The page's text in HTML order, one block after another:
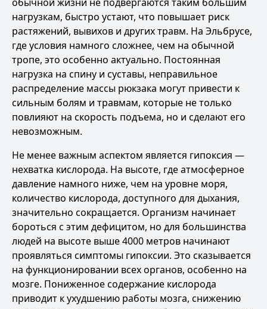
нагрузкам, быстро устают, что повышает риск
растяжений, вывихов и других травм. На Эльбрусе,
где условия намного сложнее, чем на обычной
тропе, это особенно актуально. Постоянная
нагрузка на спину и суставы, неправильное
распределение массы рюкзака могут привести к
сильным болям и травмам, которые не только
повлияют на скорость подъема, но и сделают его
невозможным.
Не менее важным аспектом является гипоксия —
нехватка кислорода. На высоте, где атмосферное
давление намного ниже, чем на уровне моря,
количество кислорода, доступного для дыхания,
значительно сокращается. Организм начинает
бороться с этим дефицитом, но для большинства
людей на высоте выше 4000 метров начинают
проявляться симптомы гипоксии. Это сказывается
на функционировании всех органов, особенно на
мозге. Пониженное содержание кислорода
приводит к ухудшению работы мозга, снижению